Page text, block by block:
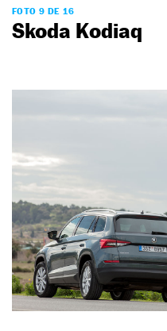
FOTO 9 DE 16
Skoda Kodiaq